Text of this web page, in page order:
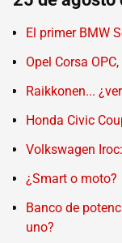
El primer BMW
Opel Corsa
Raikkonen...
Honda Civic
Volkswagen
¿Smart o moto?
Banco de
uno?